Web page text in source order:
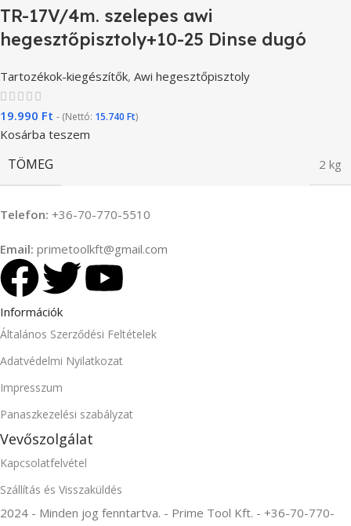
TR-17V/4m. szelepes awi
hegesztőpisztoly+10-25 Dinse dugó
Tartozékok-kiegészítők, Awi hegesztőpisztoly
19.990 Ft - (Nettó: 15.740 Ft)
Kosárba teszem
TÖMEG 2 kg
Telefon: +36-70-770-5510
Email: primetoolkft@gmail.com
Információk
Általános Szerződési Feltételek
Adatvédelmi Nyilatkozat
Impresszum
Panaszkezelési szabályzat
Vevőszolgálat
Kapcsolatfelvétel
Szállítás és Visszaküldés
2024 - Minden jog fenntartva. - Prime Tool Kft. - +36-70-770-